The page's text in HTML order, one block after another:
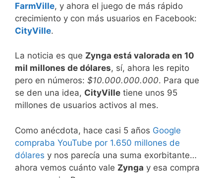
FarmVille, y ahora el juego de más rápido
crecimiento y con más usuarios en Facebook:
CityVille.
La noticia es que Zynga está valorada en 10
mil millones de dólares, sí, ahora les repito
pero en números: $10.000.000.000. Para que
se den una idea, CityVille tiene unos 95
millones de usuarios activos al mes.
Como anécdota, hace casi 5 años Google
compraba YouTube por 1.650 millones de
dólares y nos parecía una suma exorbitante…
ahora vemos cuánto vale Zynga y esa compra